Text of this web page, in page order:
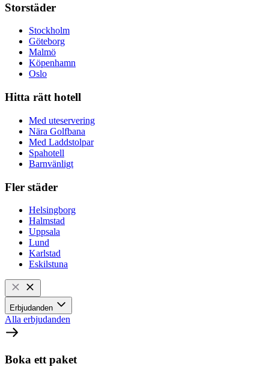
Storstäder
Stockholm
Göteborg
Malmö
Köpenhamn
Oslo
Hitta rätt hotell
Med uteservering
Nära Golfbana
Med Laddstolpar
Spahotell
Barnvänligt
Fler städer
Helsingborg
Halmstad
Uppsala
Lund
Karlstad
Eskilstuna
Erbjudanden
Alla erbjudanden
Boka ett paket